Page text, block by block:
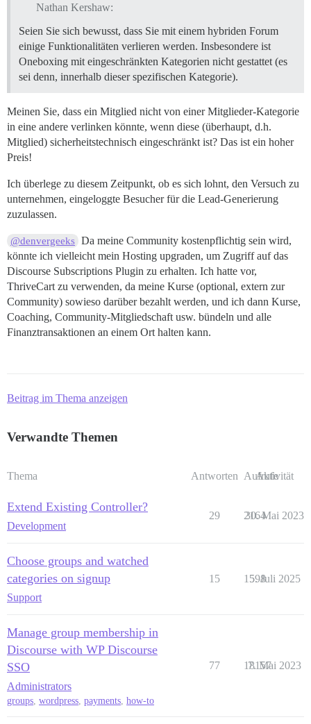
Nathan Kershaw:
Seien Sie sich bewusst, dass Sie mit einem hybriden Forum
einige Funktionalitäten verlieren werden. Insbesondere ist
Oneboxing mit eingeschränkten Kategorien nicht gestattet (es
sei denn, innerhalb dieser spezifischen Kategorie).
Meinen Sie, dass ein Mitglied nicht von einer Mitglieder-Kategorie
in eine andere verlinken könnte, wenn diese (überhaupt, d.h.
Mitglied) sicherheitstechnisch eingeschränkt ist? Das ist ein hoher
Preis!
Ich überlege zu diesem Zeitpunkt, ob es sich lohnt, den Versuch zu
unternehmen, eingeloggte Besucher für die Lead-Generierung
zuzulassen.
@denvergeeks Da meine Community kostenpflichtig sein wird,
könnte ich vielleicht mein Hosting upgraden, um Zugriff auf das
Discourse Subscriptions Plugin zu erhalten. Ich hatte vor,
ThriveCart zu verwenden, da meine Kurse (optional, extern zur
Community) sowieso darüber bezahlt werden, und ich dann Kurse,
Coaching, Community-Mitgliedschaft usw. bündeln und alle
Finanztransaktionen an einem Ort halten kann.
Beitrag im Thema anzeigen
Verwandte Themen
Thema Antworten Aufrufe
Aktivität
Extend Existing Controller?
Development
29 2164
30. Mai 2023
Choose groups and watched
categories on signup
Support
15 1598
5. Juli 2025
Manage group membership in
Discourse with WP Discourse
SSO
Administrators
groups wordpress payments how-to
77 18157
7. Mai 2023